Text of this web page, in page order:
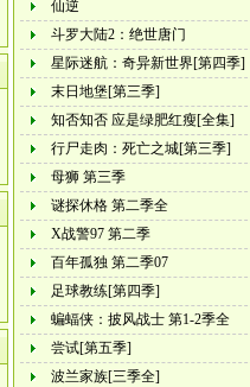
仙逆
斗罗大陆2：绝世唐门
星际迷航：奇异新世界[第四季]
末日地堡[第三季]
知否知否 应是绿肥红瘦[全集]
行尸走肉：死亡之城[第三季]
母狮 第三季
谜探休格 第二季全
X战警97 第二季
百年孤独 第二季07
足球教练[第四季]
蝙蝠侠：披风战士 第1-2季全
尝试[第五季]
波兰家族[三季全]